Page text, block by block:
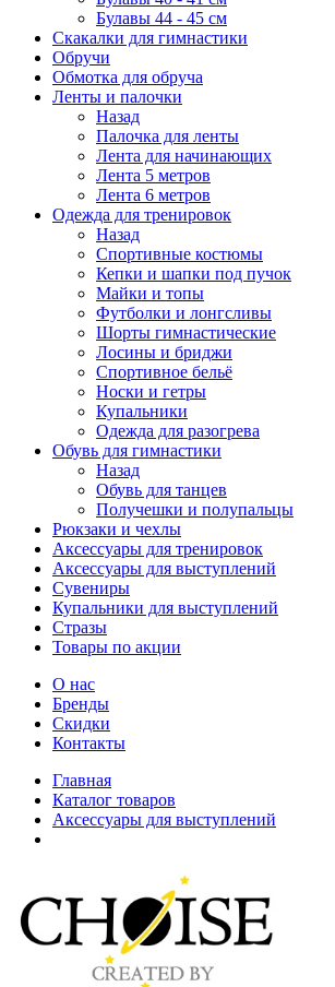
Булавы 44 - 45 см
Скакалки для гимнастики
Обручи
Обмотка для обруча
Ленты и палочки
Назад
Палочка для ленты
Лента для начинающих
Лента 5 метров
Лента 6 метров
Одежда для тренировок
Назад
Спортивные костюмы
Кепки и шапки под пучок
Майки и топы
Футболки и лонгсливы
Шорты гимнастические
Лосины и бриджи
Спортивное бельё
Носки и гетры
Купальники
Одежда для разогрева
Обувь для гимнастики
Назад
Обувь для танцев
Получешки и полупальцы
Рюкзаки и чехлы
Аксессуары для тренировок
Аксессуары для выступлений
Сувениры
Купальники для выступлений
Стразы
Товары по акции
О нас
Бренды
Скидки
Контакты
Главная
Каталог товаров
Аксессуары для выступлений